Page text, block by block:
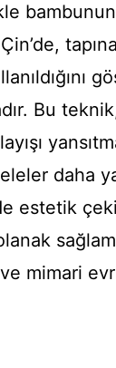
Bu
daha
estetik
mimari